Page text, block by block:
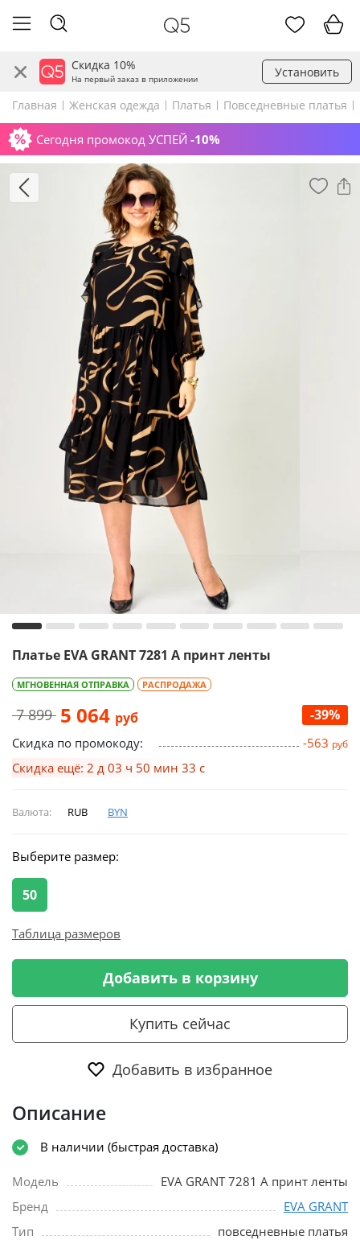
Скидка 10%
На первый заказ в приложении Установить
Главная Женская одежда Платья Повседневные платья
Сегодня промокод УСПЕЙ -10%
Платье EVA GRANT 7281 А принт ленты
МГНОВЕННАЯ ОТПРАВКА РАСПРОДАЖА
7 899 5 064 руб -39%
Скидка по промокоду: -563 руб
Скидка ещё: 2 д 03 ч 50 мин 32 с
Валюта: RUB BYN
Выберите размер:
50
Таблица размеров
Добавить в корзину
Купить сейчас
Добавить в избранное
Описание
В наличии (быстрая доставка)
Модель
EVA GRANT 7281 А принт ленты
Бренд
EVA GRANT
Тип
повседневные платья